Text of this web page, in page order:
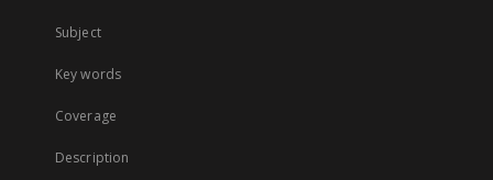
Subject
Key words
Coverage
Description